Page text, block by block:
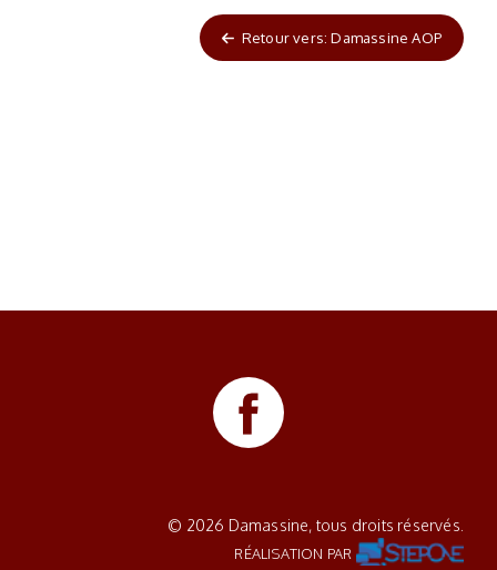
Retour vers: Damassine AOP
© 2026 Damassine, tous droits réservés.
RÉALISATION PAR